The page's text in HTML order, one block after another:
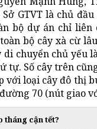
GTVT là chủ
bộ dự án chỉ
bộ cây xà cừ
chuyển chủ yếu
tự. Số cây trên
loại cây đô thị
70 (nút giao
tháng cận tết?